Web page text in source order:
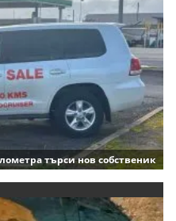
търси нов собственик